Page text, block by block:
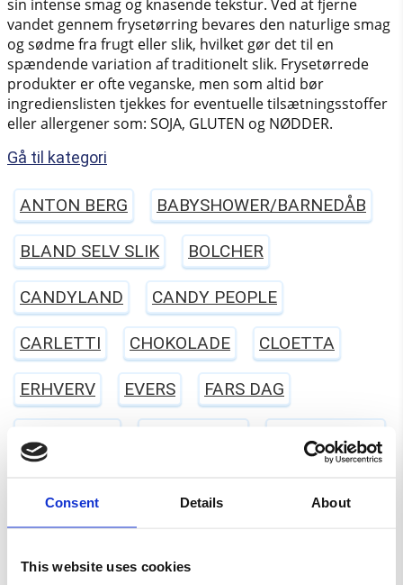
Consent Details About
This website uses cookies
sin intense smag og knasende tekstur. Ved at fjerne
vandet gennem frysetørring bevares den naturlige smag
og sødme fra frugt eller slik, hvilket gør det til en
spændende variation af traditionelt slik. Frysetørrede
produkter er ofte veganske, men som altid bør
ingredienslisten tjekkes for eventuelle tilsætningsstoffer
eller allergener som: SOJA, GLUTEN og NØDDER.
Gå til kategori
ANTON BERG BABYSHOWER/BARNEDÅB
BLAND SELV SLIK BOLCHER
CANDYLAND CANDY PEOPLE
CARLETTI CHOKOLADE CLOETTA
ERHVERV EVERS FARS DAG
FØDSELSDAG
HARIBO JUL
LAKTOSEFRI MALACO